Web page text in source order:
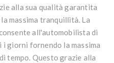
alla sua qualità garantita
massima tranquillità. La
all'automobilista di
giorni fornendo la massima
tempo. Questo grazie alla